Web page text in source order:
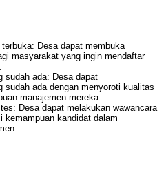
Desa dapat membuka
masyarakat yang ingin mendaftar
sudah ada: Desa dapat
sudah ada dengan menyoroti kualitas
manajemen mereka.
Desa dapat melakukan wawancara
kemampuan kandidat dalam